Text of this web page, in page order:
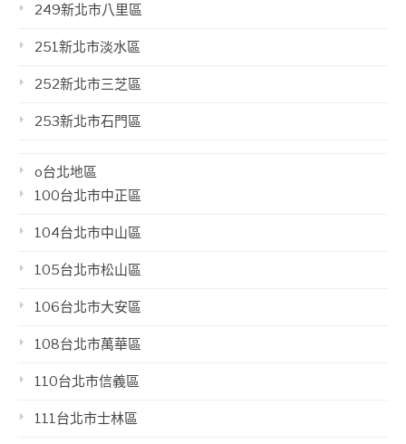
249新北市八里區
251新北市淡水區
252新北市三芝區
253新北市石門區
o台北地區
100台北市中正區
104台北市中山區
105台北市松山區
106台北市大安區
108台北市萬華區
110台北市信義區
111台北市士林區